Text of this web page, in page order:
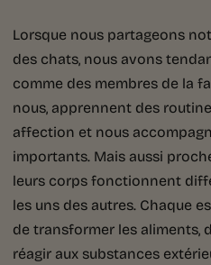
Lorsque nous partageons
des chats, nous avons
comme des membres de la
nous, apprennent des
affection et nous
importants. Mais aussi
leurs corps fonctionnent
les uns des autres. Chaque
de transformer les aliments,
réagir aux substances